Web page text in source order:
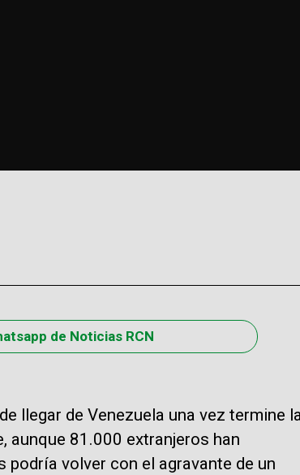
de Noticias RCN
llegar de Venezuela una vez termine
aunque 81.000 extranjeros han
podría volver con el agravante de un